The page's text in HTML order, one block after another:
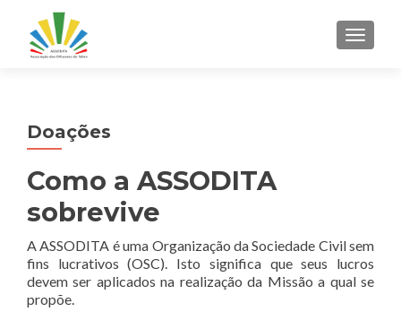
Doações
Como a ASSODITA
sobrevive
A ASSODITA é uma Organização da Sociedade Civil sem
fins lucrativos (OSC). Isto significa que seus lucros
devem ser aplicados na realização da Missão a qual se
propõe.